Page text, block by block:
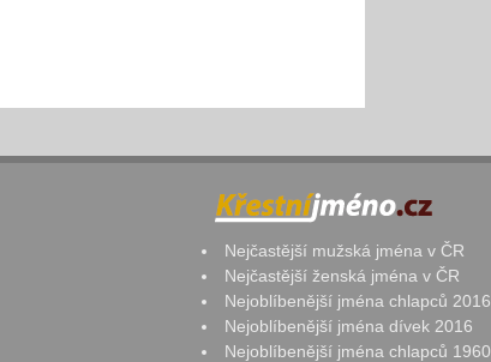
Nejčastější mužská jména v ČR
Nejčastější ženská jména v ČR
Nejoblíbenější jména chlapců 2016
Nejoblíbenější jména dívek 2016
Nejoblíbenější jména chlapců 1960